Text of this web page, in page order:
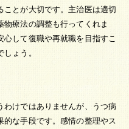
ことが大切です。主治医は適切
療法の調整も行ってくれま
して復職や再就職を目指すこ
ょう。
わけではありませんが、うつ病
な手段です。感情の整理やス